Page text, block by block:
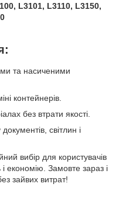
L3101, L3110, L3150,
та насиченими
контейнерів.
без втрати якості.
світлин і
вибір для користувачів
і економію. Замовте зараз і
зайвих витрат!